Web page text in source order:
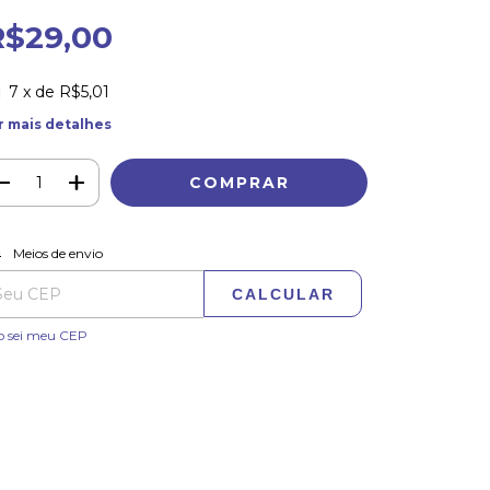
7 x de R$5,01
mais detalhes
para o CEP:
Meios de envio
CALCULAR
sei meu CEP